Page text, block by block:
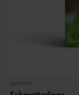
Sachbuch